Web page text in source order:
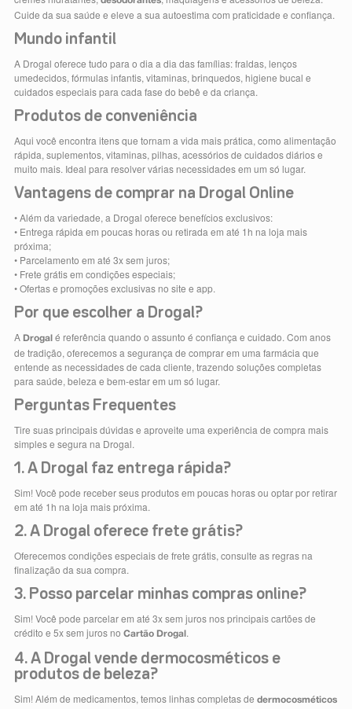
Cuide da sua saúde e eleve a sua autoestima com praticidade e confiança.
Mundo infantil
A Drogal oferece tudo para o dia a dia das famílias: fraldas, lenços
umedecidos, fórmulas infantis, vitaminas, brinquedos, higiene bucal e
cuidados especiais para cada fase do bebê e da criança.
Produtos de conveniência
Aqui você encontra itens que tornam a vida mais prática, como alimentação
rápida, suplementos, vitaminas, pilhas, acessórios de cuidados diários e
muito mais. Ideal para resolver várias necessidades em um só lugar.
Vantagens de comprar na Drogal Online
• Além da variedade, a Drogal oferece benefícios exclusivos:
• Entrega rápida em poucas horas ou retirada em até 1h na loja mais
próxima;
• Parcelamento em até 3x sem juros;
• Frete grátis em condições especiais;
• Ofertas e promoções exclusivas no site e app.
Por que escolher a Drogal?
A Drogal é referência quando o assunto é confiança e cuidado. Com anos
de tradição, oferecemos a segurança de comprar em uma farmácia que
entende as necessidades de cada cliente, trazendo soluções completas
para saúde, beleza e bem-estar em um só lugar.
Perguntas Frequentes
Tire suas principais dúvidas e aproveite uma experiência de compra mais
simples e segura na Drogal.
1. A Drogal faz entrega rápida?
Sim! Você pode receber seus produtos em poucas horas ou optar por retirar
em até 1h na loja mais próxima.
2. A Drogal oferece frete grátis?
Oferecemos condições especiais de frete grátis, consulte as regras na
finalização da sua compra.
3. Posso parcelar minhas compras online?
Sim! Você pode parcelar em até 3x sem juros nos principais cartões de
crédito e 5x sem juros no Cartão Drogal .
4. A Drogal vende dermocosméticos e
produtos de beleza?
Sim! Além de medicamentos, temos linhas completas de dermocosméticos